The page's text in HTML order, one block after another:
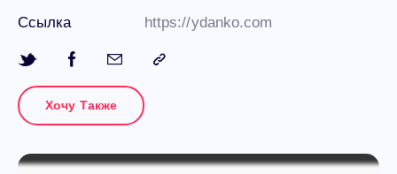
Ссылка
https://ydanko.com
Хочу Также